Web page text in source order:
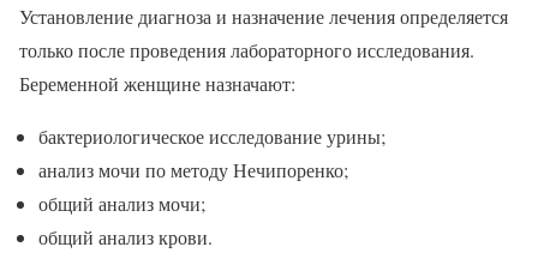
Установление диагноза и назначение лечения определяется
только после проведения лабораторного исследования.
Беременной женщине назначают:
бактериологическое исследование урины;
анализ мочи по методу Нечипоренко;
общий анализ мочи;
общий анализ крови.